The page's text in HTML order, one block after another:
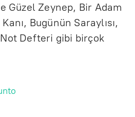
Güzel Zeynep, Bir Adam
Bugünün Saraylısı,
Defteri gibi birçok